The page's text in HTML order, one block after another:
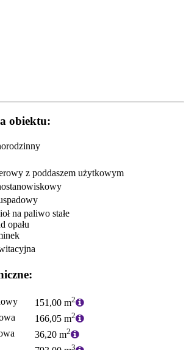
obiektu:
z poddaszem użytkowym
na paliwo stałe
opału
151,00 m2
166,05 m2
36,20 m2
3